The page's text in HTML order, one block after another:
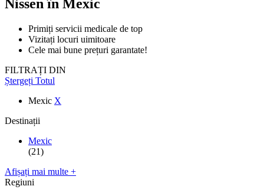
Nissenîn Mexic
Primiți servicii medicale de top
Vizitați locuri uimitoare
Cele mai bune prețuri garantate!
FILTRAȚI DIN
Ștergeți Totul
Mexic X
Destinații
Mexic
(21)
Afișați mai multe +
Regiuni